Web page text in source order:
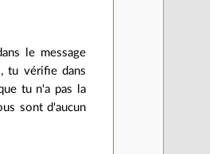
le message
tu vérifie dans
tu n'a pas la
sont d'aucun